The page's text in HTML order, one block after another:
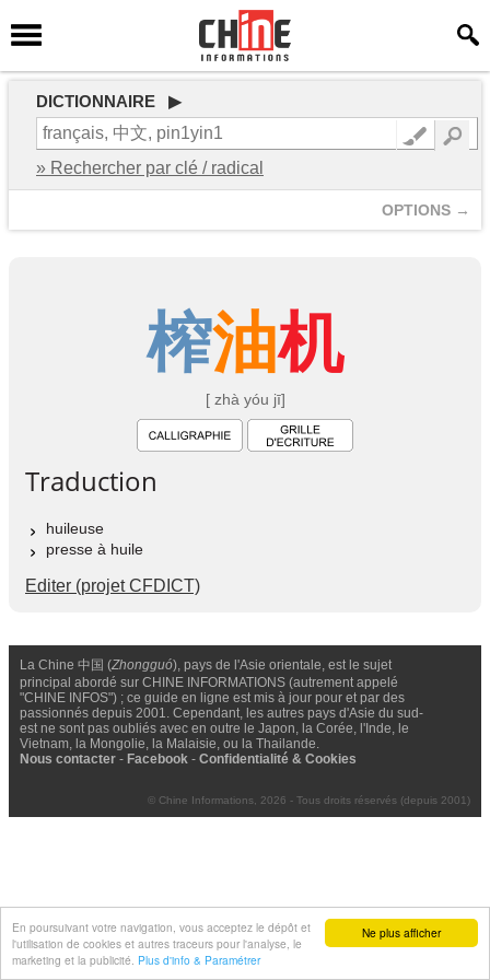
Ne plus afficher
En poursuivant votre navigation, vous acceptez le dépôt et
l'utilisation de cookies et autres traceurs pour l'analyse, le
marketing et la publicité. Plus d'info & Paramétrer
DICTIONNAIRE ▶
» Rechercher par clé / radical
OPTIONS →
榨油机
[ zhà yóu jī]
Traduction
huileuse
presse à huile
Editer (projet CFDICT)
La Chine 中国 (Zhongguó), pays de l'Asie orientale, est le sujet
principal abordé sur CHINE INFORMATIONS (autrement appelé
"CHINE INFOS") ; ce guide en ligne est mis à jour pour et par des
passionnés depuis 2001. Cependant, les autres pays d'Asie du sud-
est ne sont pas oubliés avec en outre le Japon, la Corée, l'Inde, le
Vietnam, la Mongolie, la Malaisie, ou la Thailande.
Nous contacter - Facebook - Confidentialité & Cookies
© Chine Informations, 2026 - Tous droits réservés (depuis 2001)